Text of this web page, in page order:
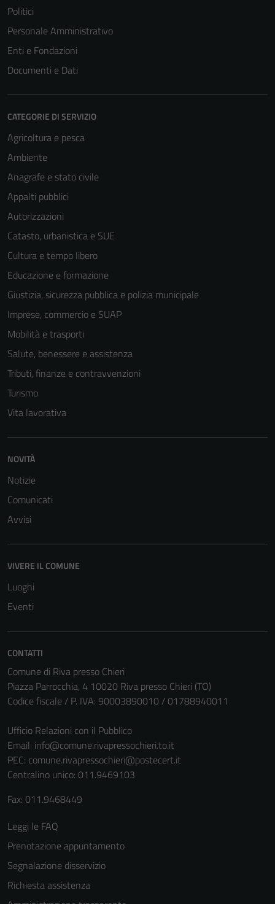
Politici
Personale Amministrativo
Enti e Fondazioni
Documenti e Dati
CATEGORIE DI SERVIZIO
Agricoltura e pesca
Ambiente
Anagrafe e stato civile
Appalti pubblici
Autorizzazioni
Catasto, urbanistica e SUE
Cultura e tempo libero
Educazione e formazione
Giustizia, sicurezza pubblica e polizia municipale
Imprese, commercio e SUAP
Mobilità e trasporti
Salute, benessere e assistenza
Tributi, finanze e contravvenzioni
Turismo
Vita lavorativa
NOVITÀ
Notizie
Comunicati
Avvisi
VIVERE IL COMUNE
Luoghi
Eventi
CONTATTI
Comune di Riva presso Chieri
Piazza Parrocchia, 4 10020 Riva presso Chieri (TO)
Codice fiscale / P. IVA: 90003890010 / 01788940011
Ufficio Relazioni con il Pubblico
Email: info@comune.rivapressochieri.to.it
PEC: comune.rivapressochieri@postecert.it
Centralino unico: 011.9469103
Fax: 011.9468449
Leggi le FAQ
Prenotazione appuntamento
Segnalazione disservizio
Richiesta assistenza
funzionamento
del sito e non
disabilitati.
Questi cookie